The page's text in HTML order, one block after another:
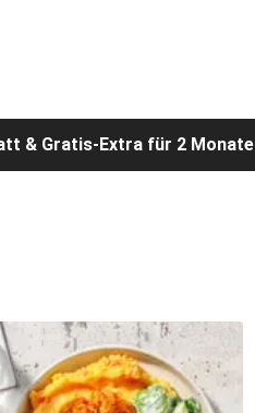
& Gratis-Extra für 2 Monate